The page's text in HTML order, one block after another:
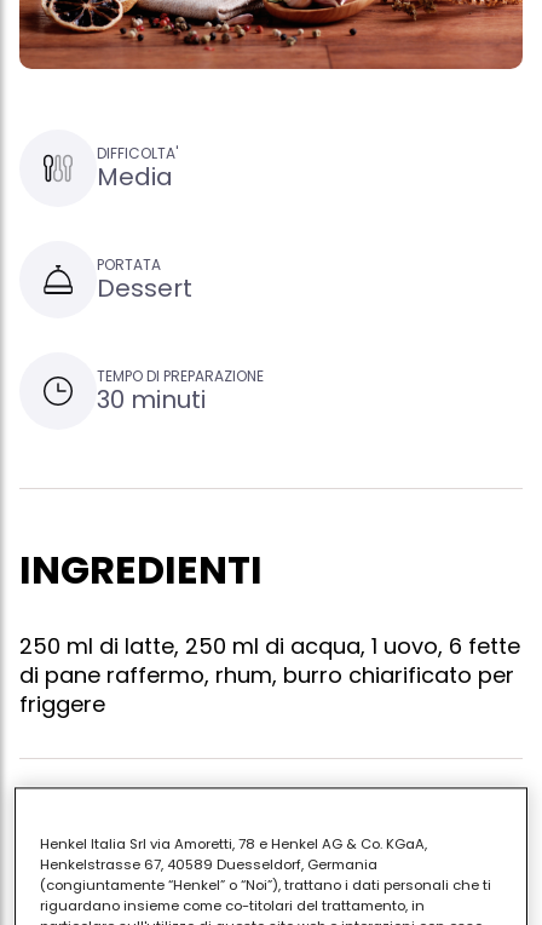
DIFFICOLTA'
Media
PORTATA
Dessert
TEMPO DI PREPARAZIONE
30 minuti
INGREDIENTI
250 ml di latte, 250 ml di acqua, 1 uovo, 6 fette
di pane raffermo, rhum, burro chiarificato per
friggere
spessore di circa 2 cm in acqua e latte aromatizzati
con il rhum. quando saranno ben imbevute,
spremetele e passatele nell'uovo di cui avrete
Henkel Italia Srl via Amoretti, 78 e Henkel AG & Co. KGaA,
Henkelstrasse 67, 40589 Duesseldorf, Germania
(congiuntamente “Henkel” o “Noi”), trattano i dati personali che ti
riguardano insieme come co-titolari del trattamento, in